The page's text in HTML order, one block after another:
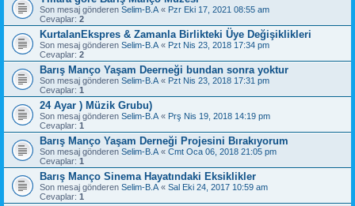
Son mesaj gönderen Selim-B.A « Pzr Eki 17, 2021 08:55 am
Cevaplar: 2
KurtalanEkspres & Zamanla Birlikteki Üye Değişiklikleri
Son mesaj gönderen Selim-B.A « Pzt Nis 23, 2018 17:34 pm
Cevaplar: 2
Barış Manço Yaşam Deerneği bundan sonra yoktur
Son mesaj gönderen Selim-B.A « Pzt Nis 23, 2018 17:31 pm
Cevaplar: 1
24 Ayar ) Müzik Grubu)
Son mesaj gönderen Selim-B.A « Prş Nis 19, 2018 14:19 pm
Cevaplar: 1
Barış Manço Yaşam Derneği Projesini Bırakıyorum
Son mesaj gönderen Selim-B.A « Cmt Oca 06, 2018 21:05 pm
Cevaplar: 1
Barış Manço Sinema Hayatındaki Eksiklikler
Son mesaj gönderen Selim-B.A « Sal Eki 24, 2017 10:59 am
Cevaplar: 1